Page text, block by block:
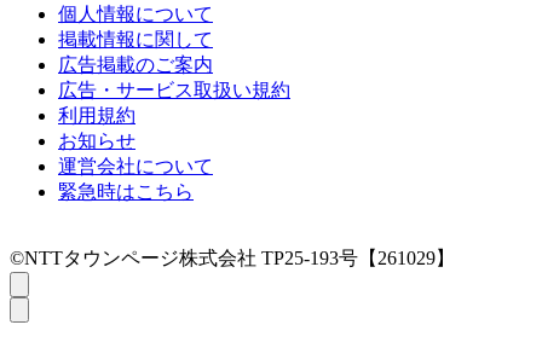
個人情報について
掲載情報に関して
広告掲載のご案内
広告・サービス取扱い規約
利用規約
お知らせ
運営会社について
緊急時はこちら
©NTTタウンページ株式会社 TP25-193号【261029】